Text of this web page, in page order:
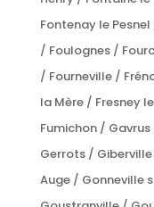
Fontenay le
/ Foulognes /
/ Fourneville /
la Mère / Fresney
Fumichon /
Gerrots /
Auge / Gonneville